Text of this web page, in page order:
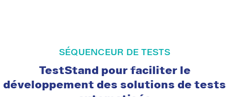
SÉQUENCEUR DE TESTS
TestStand pour faciliter le
développement des solutions de tests